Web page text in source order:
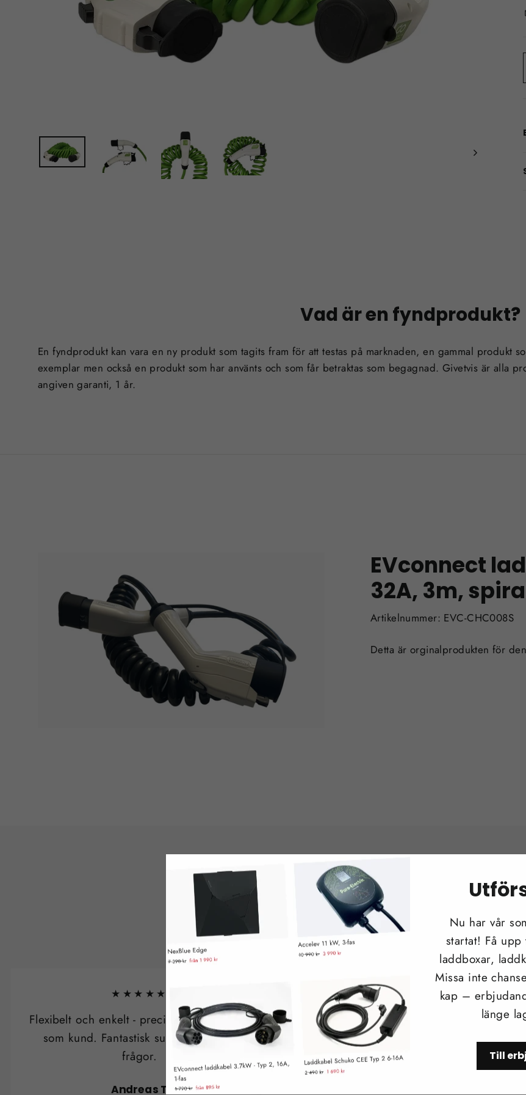
Nu har vår
startat! Få
laddboxar,
Missa inte
kap –
länge
Till
Vad är en fyndprodukt?
En fyndprodukt kan vara en ny produkt som tagits fram för att testas på marknaden, en gammal produkt
exemplar men också en produkt som har använts och som får betraktas som begagnad. Givetvis är alla
angiven garanti, 1 år.
EVconnect
32A, 3m,
Artikelnummer: EVC-CHC008S
Detta är orginalprodukten för
Vad tycker våra
★★★★★
Flexibelt och enkelt - precis så man önskar
som kund. Fantastisk support/svar på
frågor.
Andreas T
★★★★★
Mycket professionellt bemötande.
Jättenöjd!